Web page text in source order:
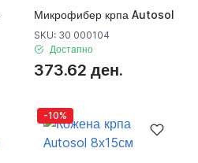
Микрофибер крпа Autosol
SKU: 30 000104
Достапно
373.62 ден.
-10%